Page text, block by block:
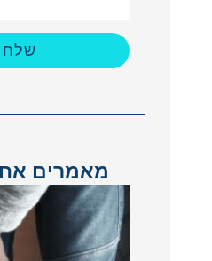
שלח
מאמרים